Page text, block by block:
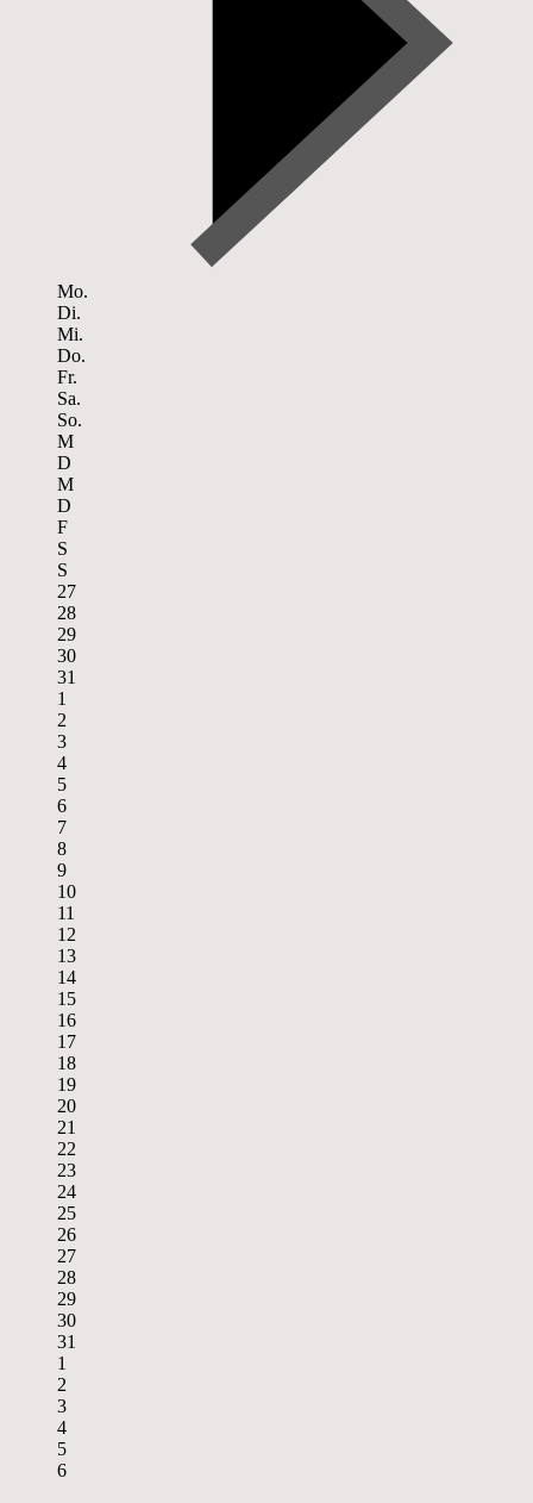
Mo.
Di.
Mi.
Do.
Fr.
Sa.
So.
M
D
M
D
F
S
S
27
28
29
30
31
1
2
3
4
5
6
7
8
9
10
11
12
13
14
15
16
17
18
19
20
21
22
23
24
25
26
27
28
29
30
31
1
2
3
4
5
6